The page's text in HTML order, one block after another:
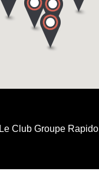
Le Club Groupe Rapido